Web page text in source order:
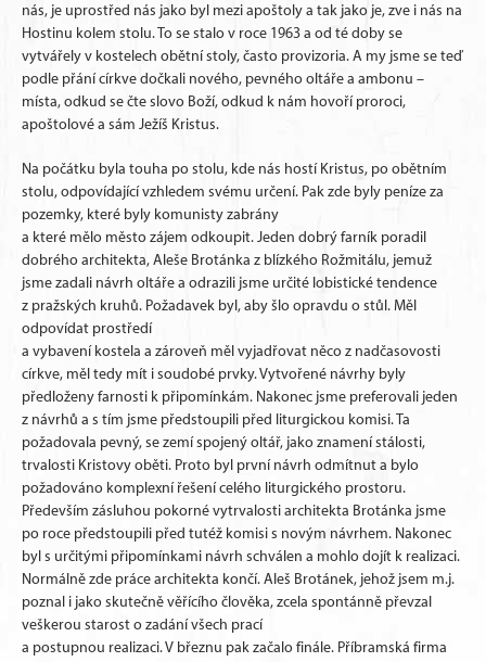
nás, je uprostřed nás jako byl mezi apoštoly a tak jako je, zve i nás na
Hostinu kolem stolu. To se stalo v roce 1963 a od té doby se
vytvářely v kostelech obětní stoly, často provizoria. A my jsme se teď
podle přání církve dočkali nového, pevného oltáře a ambonu –
místa, odkud se čte slovo Boží, odkud k nám hovoří proroci,
apoštolové a sám Ježíš Kristus.
Na počátku byla touha po stolu, kde nás hostí Kristus, po obětním
stolu, odpovídající vzhledem svému určení. Pak zde byly peníze za
pozemky, které byly komunisty zabrány
a které mělo město zájem odkoupit. Jeden dobrý farník poradil
dobrého architekta, Aleše Brotánka z blízkého Rožmitálu, jemuž
jsme zadali návrh oltáře a odrazili jsme určité lobistické tendence
z pražských kruhů. Požadavek byl, aby šlo opravdu o stůl. Měl
odpovídat prostředí
a vybavení kostela a zároveň měl vyjadřovat něco z nadčasovosti
církve, měl tedy mít i soudobé prvky. Vytvořené návrhy byly
předloženy farnosti k připomínkám. Nakonec jsme preferovali jeden
z návrhů a s tím jsme předstoupili před liturgickou komisi. Ta
požadovala pevný, se zemí spojený oltář, jako znamení stálosti,
trvalosti Kristovy oběti. Proto byl první návrh odmítnut a bylo
požadováno komplexní řešení celého liturgického prostoru.
Především zásluhou pokorné vytrvalosti architekta Brotánka jsme
po roce předstoupili před tutéž komisi s novým návrhem. Nakonec
byl s určitými připomínkami návrh schválen a mohlo dojít k realizaci.
Normálně zde práce architekta končí. Aleš Brotánek, jehož jsem m.j.
poznal i jako skutečně věřícího člověka, zcela spontánně převzal
veškerou starost o zadání všech prací
a postupnou realizaci. V březnu pak začalo finále. Příbramská firma